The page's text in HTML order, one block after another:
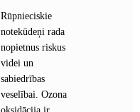
Rūpnieciskie
notekūdeņi rada
nopietnus riskus
videi un
sabiedrības
veselībai. Ozona